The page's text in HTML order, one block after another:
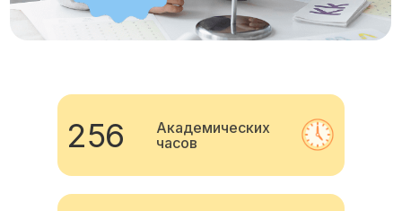
Академических
часов
256